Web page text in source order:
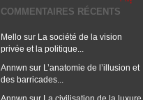
COMMENTAIRES RÉCENTS
Mello sur La société de la vision
privée et la politique...
Annwn sur L’anatomie de l’illusion et
des barricades...